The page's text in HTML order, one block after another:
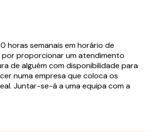
horas semanais em horário de
proporcionar um atendimento
de alguém com disponibilidade para
numa empresa que coloca os
Juntar-se-á a uma equipa com a